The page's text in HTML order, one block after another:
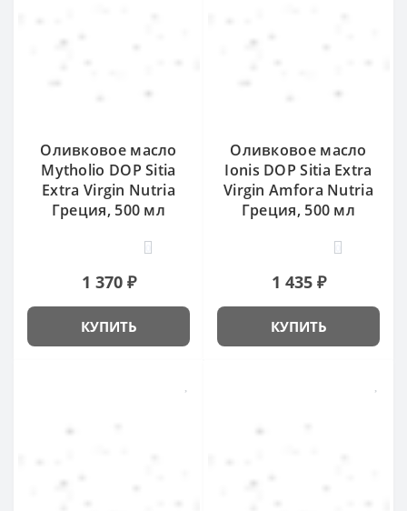
Оливковое масло
Mytholio DOP Sitia
Extra Virgin Nutria
Греция, 500 мл
1 370 ₽
КУПИТЬ
Оливковое масло
Ionis DOP Sitia Extra
Virgin Amfora Nutria
Греция, 500 мл
1 435 ₽
КУПИТЬ